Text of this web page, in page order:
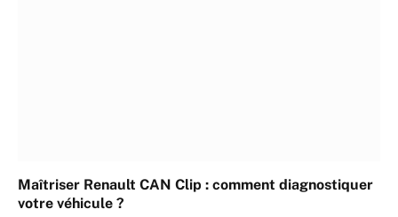
Maîtriser Renault CAN Clip : comment diagnostiquer
votre véhicule ?